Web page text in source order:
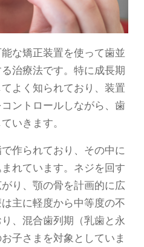
な矯正装置を使って歯並
治療法です。特に成長期
よく知られており、装置
ントロールしながら、歯
いきます。
作られており、その中に
れています。ネジを回す
り、顎の骨を計画的に広
主に軽度から中等度の不
、混合歯列期（乳歯と永
子さまを対象としていま